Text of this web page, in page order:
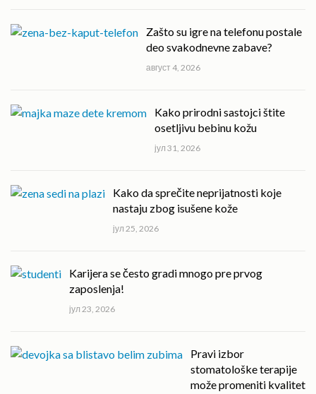
Zašto su igre na telefonu postale
deo svakodnevne zabave?
август 4, 2026
Kako prirodni sastojci štite
osetljivu bebinu kožu
јул 31, 2026
Kako da sprečite neprijatnosti koje
nastaju zbog isušene kože
јул 25, 2026
Karijera se često gradi mnogo pre prvog
zaposlenja!
јул 23, 2026
Pravi izbor
stomatološke terapije
može promeniti kvalitet